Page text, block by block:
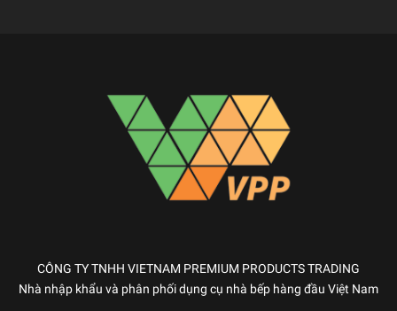
CÔNG TY TNHH VIETNAM PREMIUM PRODUCTS TRADING
Nhà nhập khẩu và phân phối dụng cụ nhà bếp hàng đầu Việt Nam